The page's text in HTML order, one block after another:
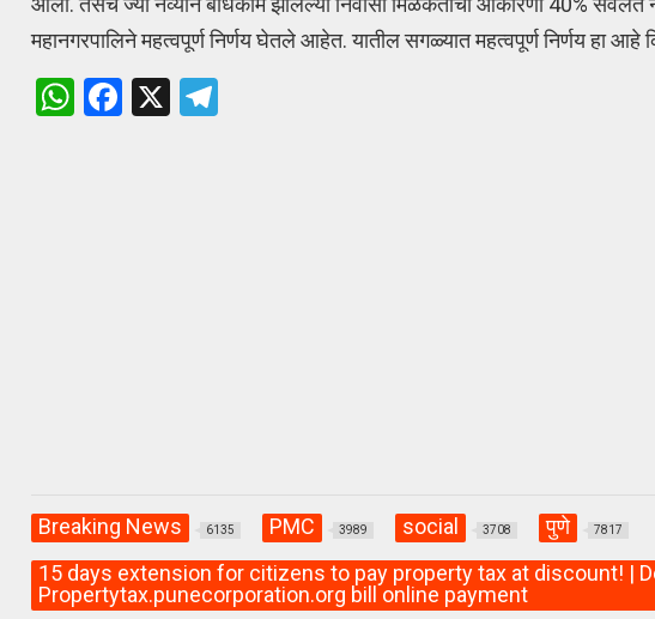
महानगरपालिने महत्वपूर्ण निर्णय घेतले आहेत. यातील सगळ्यात महत्वपूर्ण निर्णय हा
W F
X
Breaking News 6135 PMC 3989 social 3708 पुणे 7817
15 days extension for citizens to pay property tax at discount! |
Propertytax.punecorporation.org bill online payment